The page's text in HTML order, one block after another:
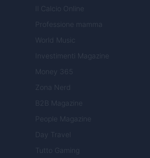
Il Calcio Online
Professione mamma
World Music
Investimenti Magazine
Money 365
Zona Nerd
B2B Magazine
People Magazine
Day Travel
Tutto Gaming